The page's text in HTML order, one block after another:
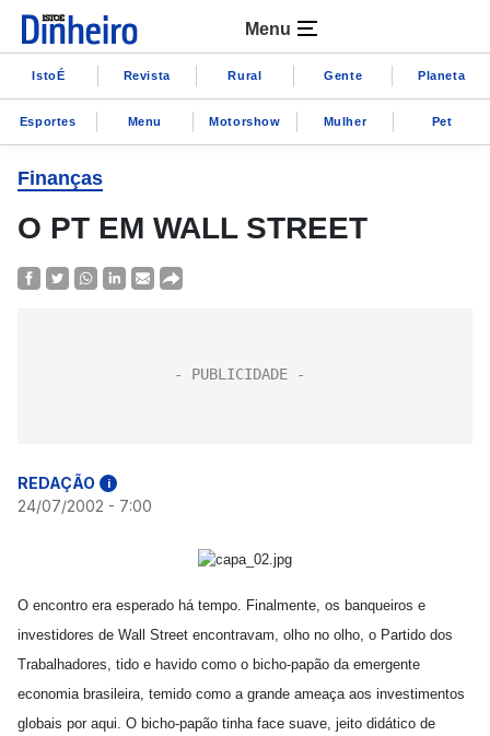
Menu
IstoÉ Revista Rural Gente Planeta
Esportes Menu Motorshow Mulher Pet
Finanças
O PT EM WALL STREET
REDAÇÃO i
24/07/2002 - 7:00
O encontro era esperado há tempo. Finalmente, os banqueiros e
investidores de Wall Street encontravam, olho no olho, o Partido dos
Trabalhadores, tido e havido como o bicho-papão da emergente
economia brasileira, temido como a grande ameaça aos investimentos
globais por aqui. O bicho-papão tinha face suave, jeito didático de